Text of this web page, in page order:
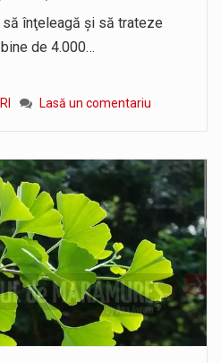
să înţeleagă şi să trateze
de 4.000…
Lasă un comentariu